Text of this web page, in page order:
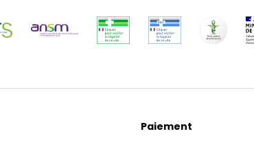
Paiement